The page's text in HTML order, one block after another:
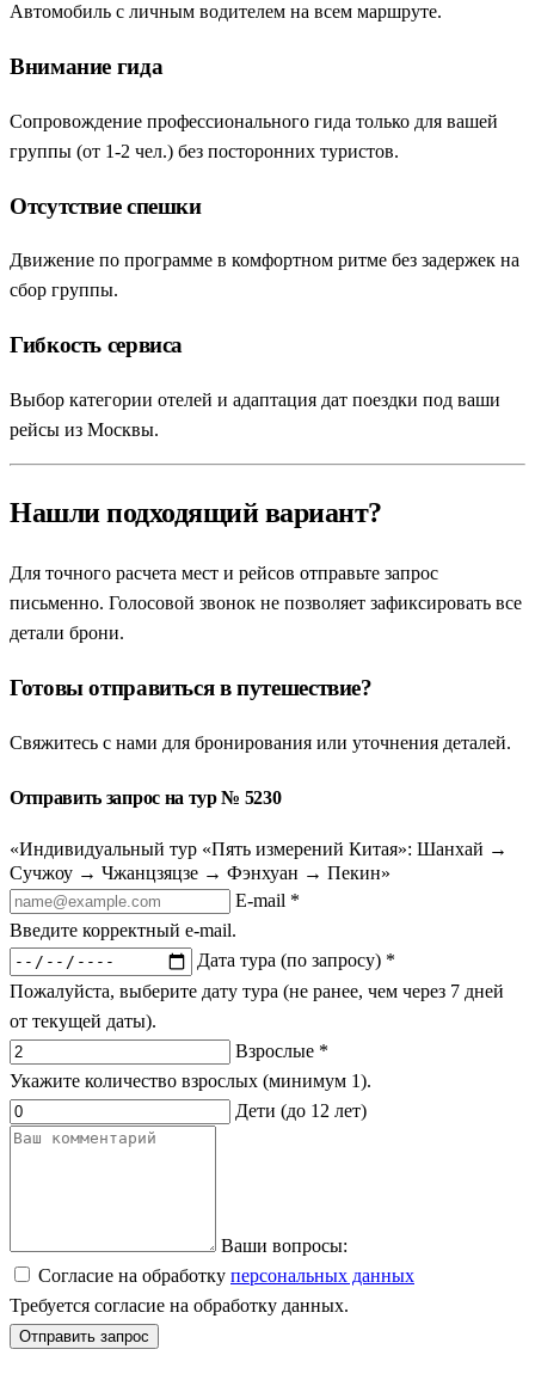
Автомобиль с личным водителем на всем маршруте.
Внимание гида
Сопровождение профессионального гида только для вашей
группы (от 1-2 чел.) без посторонних туристов.
Отсутствие спешки
Движение по программе в комфортном ритме без задержек на
сбор группы.
Гибкость сервиса
Выбор категории отелей и адаптация дат поездки под ваши
рейсы из Москвы.
Нашли подходящий вариант?
Для точного расчета мест и рейсов отправьте запрос
письменно. Голосовой звонок не позволяет зафиксировать все
детали брони.
Готовы отправиться в путешествие?
Свяжитесь с нами для бронирования или уточнения деталей.
Отправить запрос на тур № 5230
«Индивидуальный тур «Пять измерений Китая»: Шанхай →
Сучжоу → Чжанцзяцзе → Фэнхуан → Пекин»
E-mail *
Введите корректный e-mail.
Дата тура (по запросу) *
Пожалуйста, выберите дату тура (не ранее, чем через 7 дней
от текущей даты).
Взрослые *
Укажите количество взрослых (минимум 1).
Дети (до 12 лет)
Ваши вопросы:
Согласие на обработку персональных данных
Требуется согласие на обработку данных.
Отправить запрос